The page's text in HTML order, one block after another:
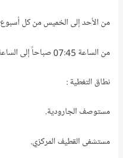
من الأحد إلى الخميس من كل
من الساعة 07:45 صباحاً إلى الساعة 03:45 عصراً.
نطاق التغطية :
مستوصف الجارودية.
مستشفى القطيف المركزي.